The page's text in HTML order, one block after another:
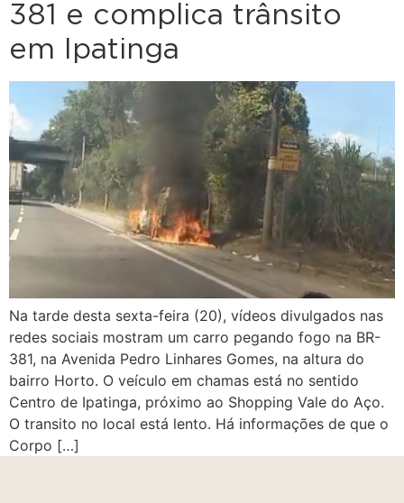
381 e complica trânsito
em Ipatinga
Na tarde desta sexta-feira (20), vídeos divulgados nas
redes sociais mostram um carro pegando fogo na BR-
381, na Avenida Pedro Linhares Gomes, na altura do
bairro Horto. O veículo em chamas está no sentido
Centro de Ipatinga, próximo ao Shopping Vale do Aço.
O transito no local está lento. Há informações de que o
Corpo […]